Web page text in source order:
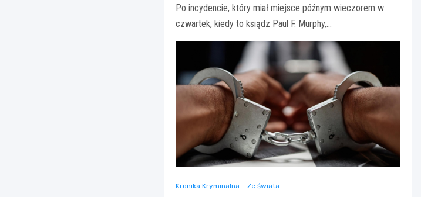
Po incydencie, który miał miejsce późnym wieczorem w
czwartek, kiedy to ksiądz Paul F. Murphy,…
Kronika Kryminalna Ze świata